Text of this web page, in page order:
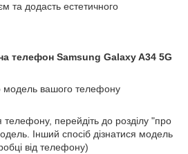
та додасть естетичного
телефон Samsung Galaxy A34 5G
модель вашого телефону
телефону, перейдіть до розділу "про
Інший спосіб дізнатися модель
від телефону)